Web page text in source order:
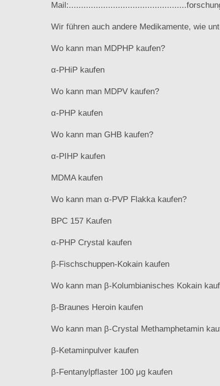
Wir führen auch andere Medikamente, wie
Wo kann man MDPHP kaufen?
α-PHiP kaufen
Wo kann man MDPV kaufen?
α-PHP kaufen
Wo kann man GHB kaufen?
α-PIHP kaufen
MDMA kaufen
Wo kann man α-PVP Flakka kaufen?
BPC 157 Kaufen
α-PHP Crystal kaufen
β-Fischschuppen-Kokain kaufen
Wo kann man β-Kolumbianisches Kokain
β-Braunes Heroin kaufen
Wo kann man β-Crystal Methamphetamin
β-Ketaminpulver kaufen
β-Fentanylpflaster 100 μg kaufen